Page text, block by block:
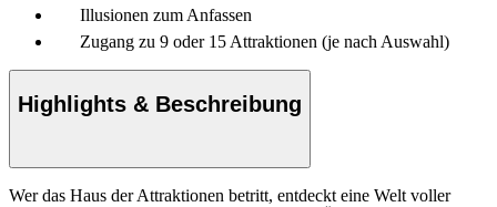
Illusionen zum Anfassen
Zugang zu 9 oder 15 Attraktionen (je nach Auswahl)
Highlights & Beschreibung
Wer das Haus der Attraktionen betritt, entdeckt eine Welt voller